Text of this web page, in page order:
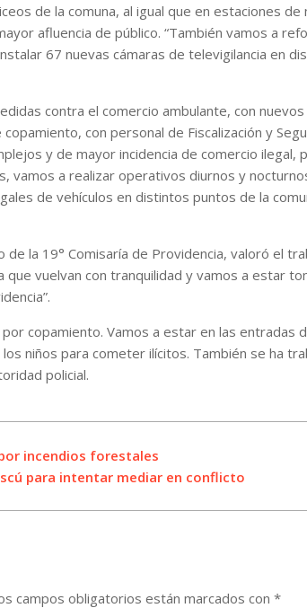
de la comuna, al igual que en estaciones
afluencia de público. “También vamos a
67 nuevas cámaras de televigilancia en
contra el comercio ambulante, con
con personal de Fiscalización y
y de mayor incidencia de comercio ilegal,
vamos a realizar operativos diurnos y
de vehículos en distintos puntos de la
la 19° Comisaría de Providencia, valoró el
que vuelvan con tranquilidad y vamos a estar
copamiento. Vamos a estar en las entradas
niños para cometer ilícitos. También se ha
policial.
incendios forestales
para intentar mediar en conflicto
campos obligatorios están marcados con *